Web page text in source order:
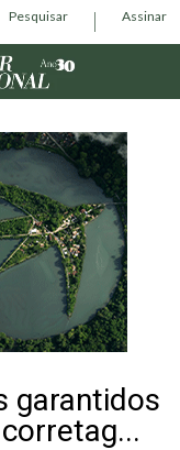
Pesquisar Assinar
garantidos